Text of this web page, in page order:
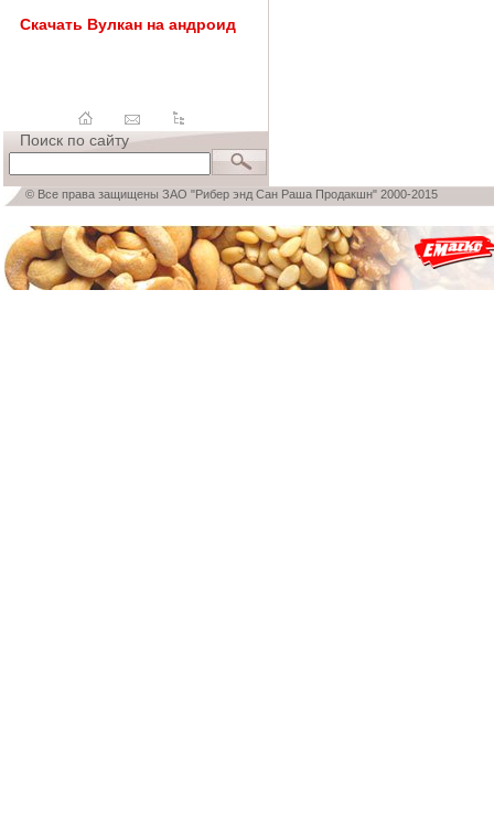
Скачать Вулкан на андроид
Поиск по сайту
© Все права защищены ЗАО